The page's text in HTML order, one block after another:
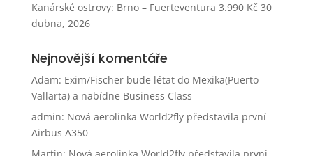
Kanárské ostrovy: Brno – Fuerteventura 3.990 Kč 30
dubna, 2026
Nejnovější komentáře
Adam: Exim/Fischer bude létat do Mexika(Puerto
Vallarta) a nabídne Business Class
admin: Nová aerolinka World2fly představila první
Airbus A350